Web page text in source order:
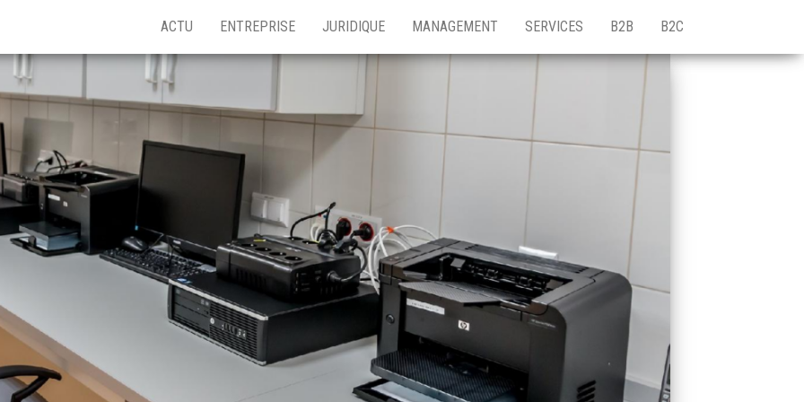
ACTU ENTREPRISE JURIDIQUE MANAGEMENT SERVICES B2B B2C